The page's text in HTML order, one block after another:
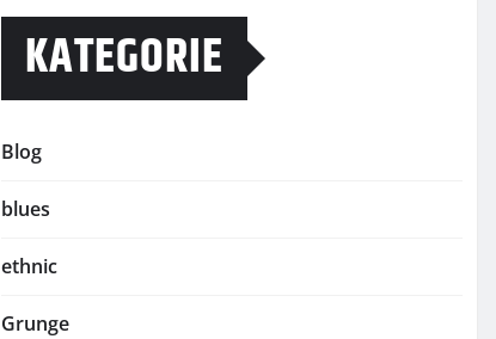
KATEGORIE
Blog
blues
ethnic
Grunge